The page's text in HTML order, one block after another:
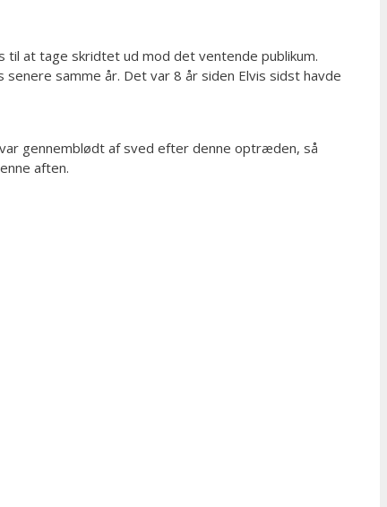
til at tage skridtet ud mod det ventende publikum.
samme år. Det var 8 år siden Elvis sidst havde
gennemblødt af sved efter denne optræden, så
aften.